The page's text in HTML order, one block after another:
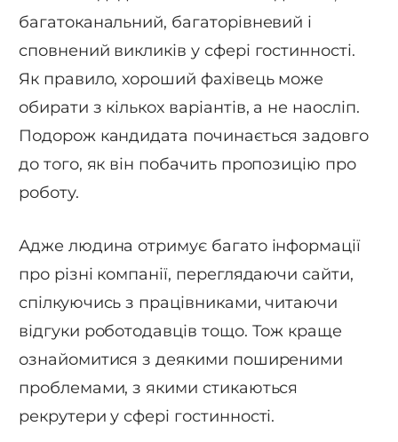
багатоканальний, багаторівневий і
сповнений викликів у сфері гостинності.
Як правило, хороший фахівець може
обирати з кількох варіантів, а не наосліп.
Подорож кандидата починається задовго
до того, як він побачить пропозицію про
роботу.
Адже людина отримує багато інформації
про різні компанії, переглядаючи сайти,
спілкуючись з працівниками, читаючи
відгуки роботодавців тощо. Тож краще
ознайомитися з деякими поширеними
проблемами, з якими стикаються
рекрутери у сфері гостинності.